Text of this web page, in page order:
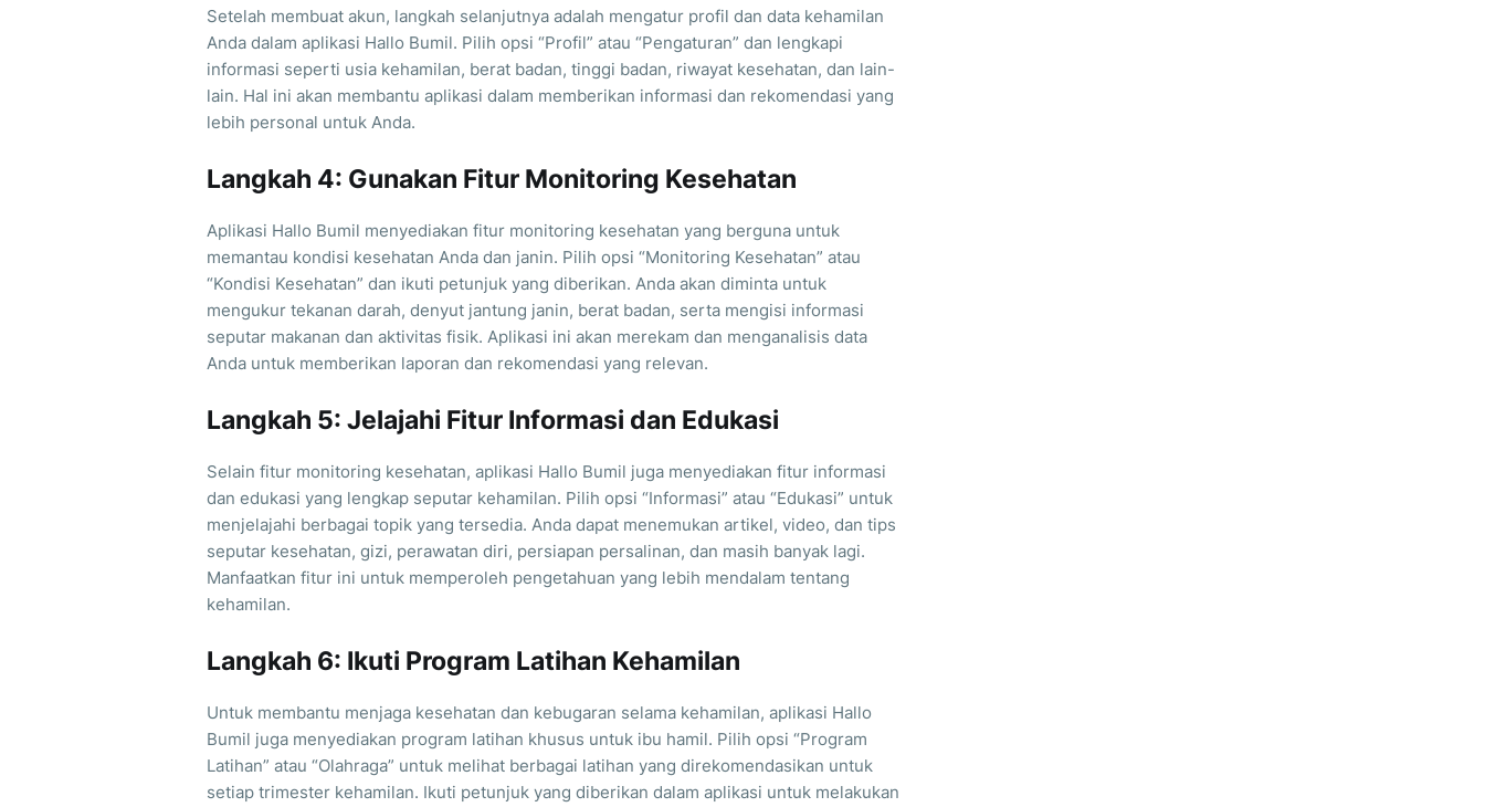
Setelah membuat akun, langkah selanjutnya adalah mengatur profil dan data kehamilan
Anda dalam aplikasi Hallo Bumil. Pilih opsi “Profil” atau “Pengaturan” dan lengkapi
informasi seperti usia kehamilan, berat badan, tinggi badan, riwayat kesehatan, dan lain-
lain. Hal ini akan membantu aplikasi dalam memberikan informasi dan rekomendasi yang
lebih personal untuk Anda.
Langkah 4: Gunakan Fitur Monitoring Kesehatan
Aplikasi Hallo Bumil menyediakan fitur monitoring kesehatan yang berguna untuk
memantau kondisi kesehatan Anda dan janin. Pilih opsi “Monitoring Kesehatan” atau
“Kondisi Kesehatan” dan ikuti petunjuk yang diberikan. Anda akan diminta untuk
mengukur tekanan darah, denyut jantung janin, berat badan, serta mengisi informasi
seputar makanan dan aktivitas fisik. Aplikasi ini akan merekam dan menganalisis data
Anda untuk memberikan laporan dan rekomendasi yang relevan.
Langkah 5: Jelajahi Fitur Informasi dan Edukasi
Selain fitur monitoring kesehatan, aplikasi Hallo Bumil juga menyediakan fitur informasi
dan edukasi yang lengkap seputar kehamilan. Pilih opsi “Informasi” atau “Edukasi” untuk
menjelajahi berbagai topik yang tersedia. Anda dapat menemukan artikel, video, dan tips
seputar kesehatan, gizi, perawatan diri, persiapan persalinan, dan masih banyak lagi.
Manfaatkan fitur ini untuk memperoleh pengetahuan yang lebih mendalam tentang
kehamilan.
Langkah 6: Ikuti Program Latihan Kehamilan
Untuk membantu menjaga kesehatan dan kebugaran selama kehamilan, aplikasi Hallo
Bumil juga menyediakan program latihan khusus untuk ibu hamil. Pilih opsi “Program
Latihan” atau “Olahraga” untuk melihat berbagai latihan yang direkomendasikan untuk
setiap trimester kehamilan. Ikuti petunjuk yang diberikan dalam aplikasi untuk melakukan